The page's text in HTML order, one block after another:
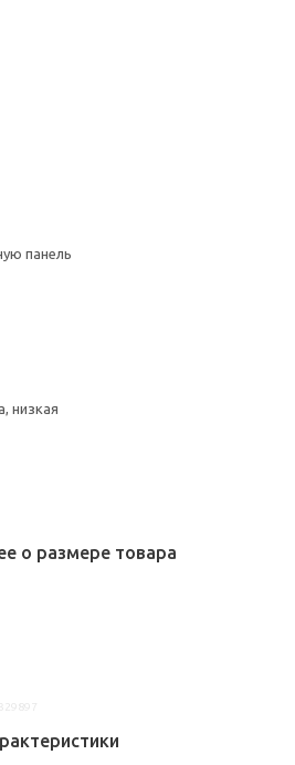
панель
низкая
о размере товара